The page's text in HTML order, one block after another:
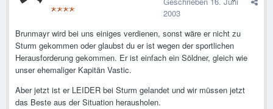
2003
Brunmayr wird bei uns einiges verdienen, sonst wäre er nicht zu
Sturm gekommen oder glaubst du er ist wegen der sportlichen
Herausforderung gekommen. Er ist einfach ein Söldner, gleich wie
unser ehemaliger Kapitän Vastic.
Aber jetzt ist er LEIDER bei Sturm gelandet und wir müssen jetzt
das Beste aus der Situation herausholen.